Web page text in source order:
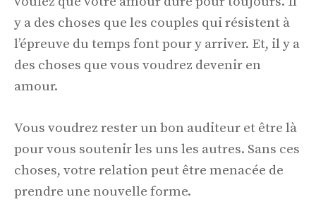
y a des choses que les couples qui résistent à
l’épreuve du temps font pour y arriver. Et, il y a
des choses que vous voudrez devenir en
amour.
Vous voudrez rester un bon auditeur et être là
pour vous soutenir les uns les autres. Sans ces
choses, votre relation peut être menacée de
prendre une nouvelle forme.